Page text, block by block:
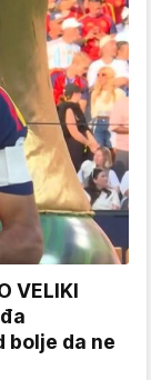
VELIKI
bolje da ne